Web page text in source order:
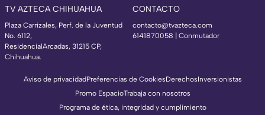
TV AZTECA CHIHUAHUA
Plaza Carrizales, Perf. de la Juventud
No. 6112,
ResidencialArcadas, 31215 CP,
Chihuahua.
CONTACTO
contacto@tvazteca.com
6141870058 | Conmutador
Aviso de privacidadPreferencias de CookiesDerechosInversionistas
Promo EspacioTrabaja con nosotros
Programa de ética, integridad y cumplimiento